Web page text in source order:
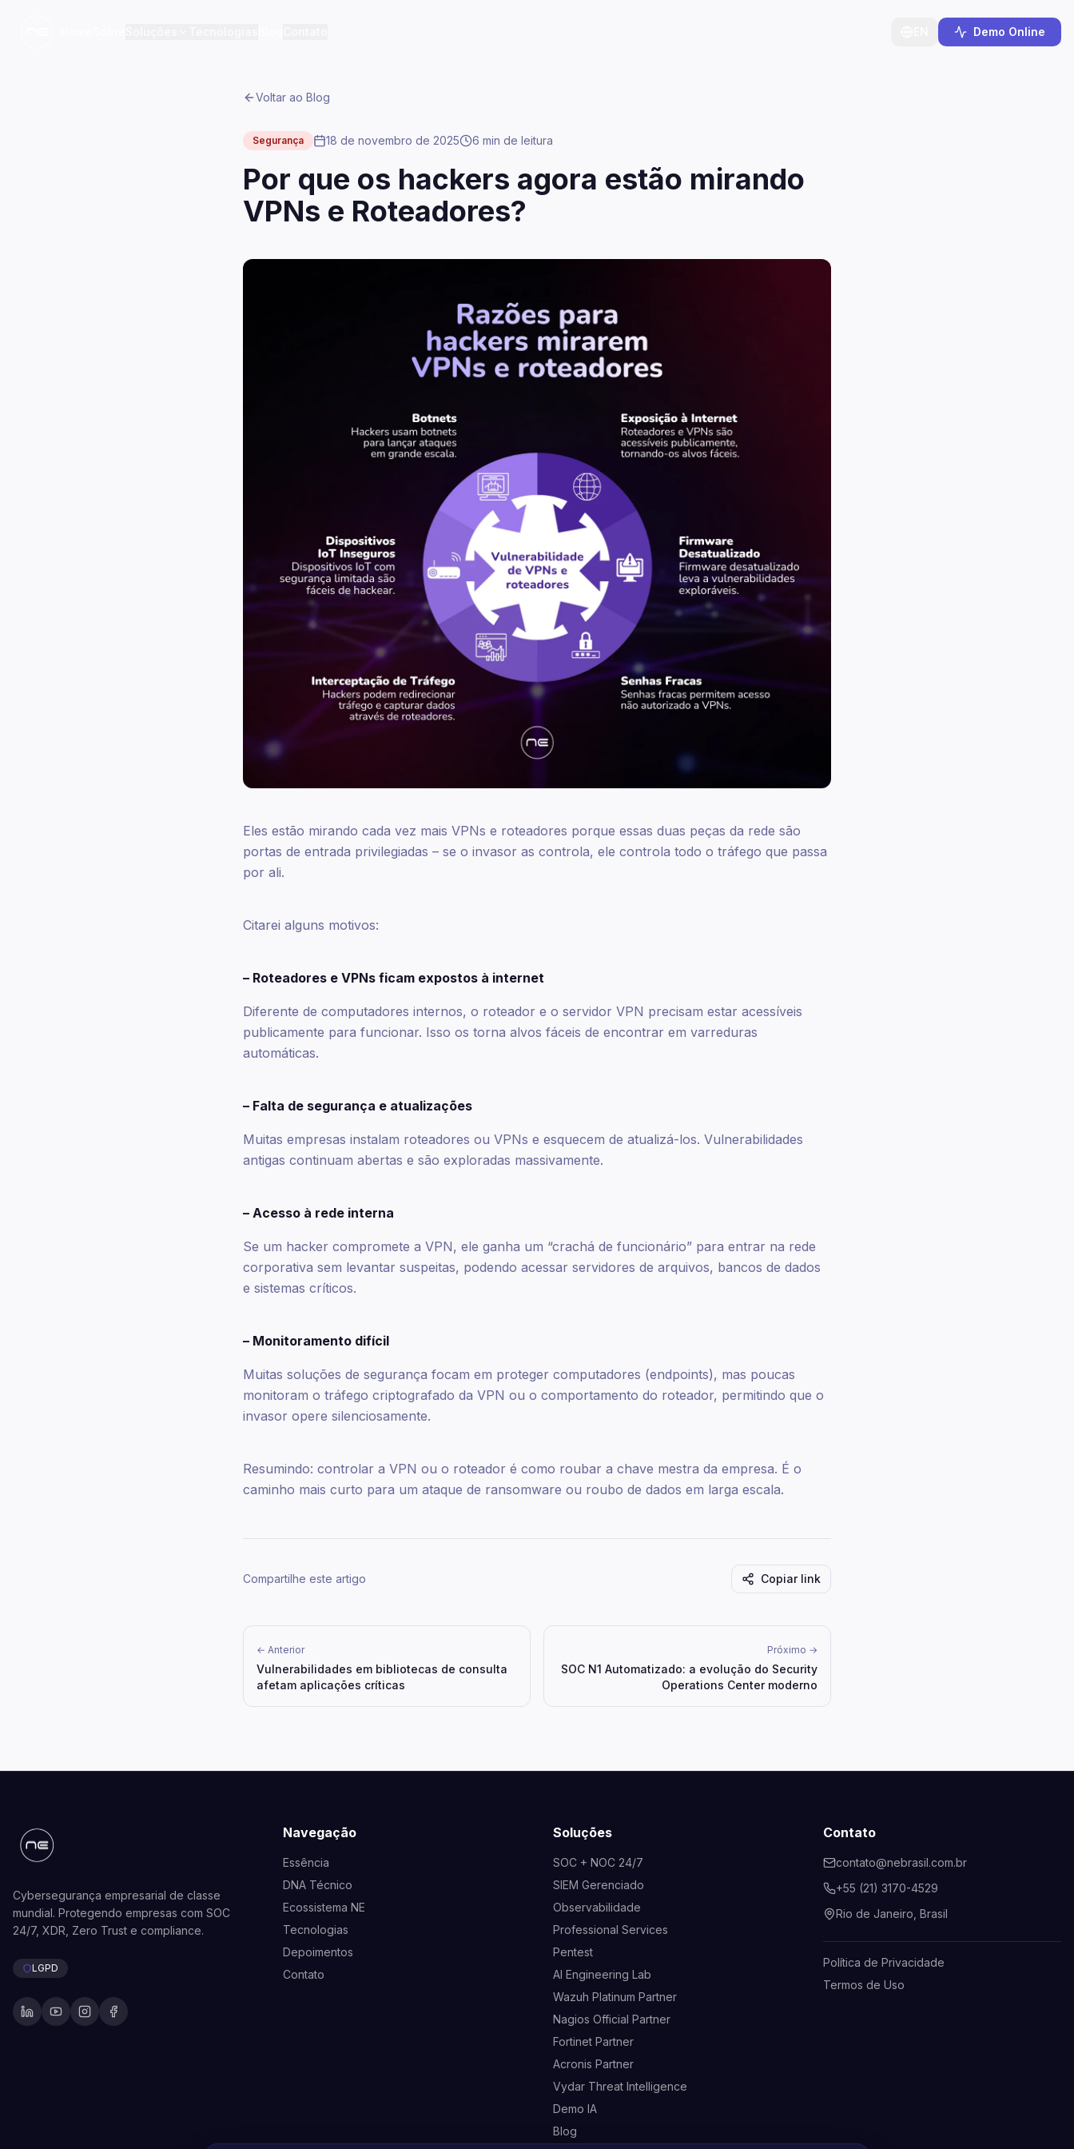
Demo Online
Voltar ao Blog
Segurança 18 de novembro de 2025 6 min de leitura
Por que os hackers agora estão mirando
VPNs e Roteadores?
Eles estão mirando cada vez mais VPNs e roteadores porque essas duas peças da rede são
portas de entrada privilegiadas – se o invasor as controla, ele controla todo o tráfego que passa
por ali.
Citarei alguns motivos:
– Roteadores e VPNs ficam expostos à internet
Diferente de computadores internos, o roteador e o servidor VPN precisam estar acessíveis
publicamente para funcionar. Isso os torna alvos fáceis de encontrar em varreduras
automáticas.
– Falta de segurança e atualizações
Muitas empresas instalam roteadores ou VPNs e esquecem de atualizá-los. Vulnerabilidades
antigas continuam abertas e são exploradas massivamente.
– Acesso à rede interna
Se um hacker compromete a VPN, ele ganha um “crachá de funcionário” para entrar na rede
corporativa sem levantar suspeitas, podendo acessar servidores de arquivos, bancos de dados
e sistemas críticos.
– Monitoramento difícil
Muitas soluções de segurança focam em proteger computadores (endpoints), mas poucas
monitoram o tráfego criptografado da VPN ou o comportamento do roteador, permitindo que o
invasor opere silenciosamente.
Resumindo: controlar a VPN ou o roteador é como roubar a chave mestra da empresa. É o
caminho mais curto para um ataque de ransomware ou roubo de dados em larga escala.
Compartilhe este artigo Copiar link
← Anterior
Vulnerabilidades em bibliotecas de consulta
afetam aplicações críticas
Próximo →
SOC N1 Automatizado: a evolução do Security
Operations Center moderno
Cybersegurança empresarial de classe
mundial. Protegendo empresas com SOC
24/7, XDR, Zero Trust e compliance.
LGPD
Navegação
Essência
DNA Técnico
Ecossistema NE
Tecnologias
Depoimentos
Contato
Soluções
SOC + NOC 24/7
SIEM Gerenciado
Observabilidade
Professional Services
Pentest
AI Engineering Lab
Wazuh Platinum Partner
Nagios Official Partner
Fortinet Partner
Acronis Partner
Vydar Threat Intelligence
Demo IA
Blog
Contato
contato@nebrasil.com.br
+55 (21) 3170-4529
Rio de Janeiro, Brasil
Política de Privacidade
Termos de Uso